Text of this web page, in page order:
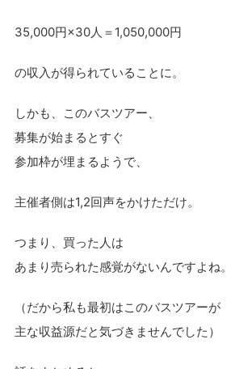
35,000円×30人＝1,050,000円
の収入が得られていることに。
しかも、このバスツアー、
募集が始まるとすぐ
参加枠が埋まるようで、
主催者側は1,2回声をかけただけ。
つまり、買った人は
あまり売られた感覚がないんですよね。
（だから私も最初はこのバスツアーが
主な収益源だと気づきませんでした）